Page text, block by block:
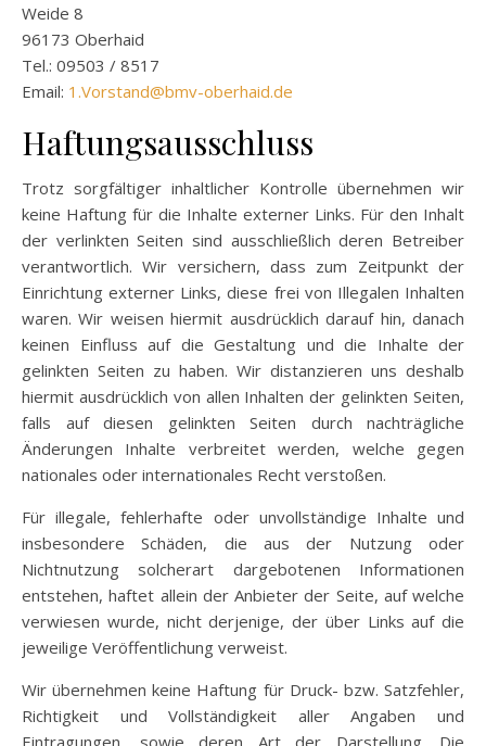
Weide 8
96173 Oberhaid
Tel.: 09503 / 8517
Email: 1.Vorstand@bmv-oberhaid.de
Haftungsausschluss
Trotz sorgfältiger inhaltlicher Kontrolle übernehmen wir
keine Haftung für die Inhalte externer Links. Für den Inhalt
der verlinkten Seiten sind ausschließlich deren Betreiber
verantwortlich. Wir versichern, dass zum Zeitpunkt der
Einrichtung externer Links, diese frei von Illegalen Inhalten
waren. Wir weisen hiermit ausdrücklich darauf hin, danach
keinen Einfluss auf die Gestaltung und die Inhalte der
gelinkten Seiten zu haben. Wir distanzieren uns deshalb
hiermit ausdrücklich von allen Inhalten der gelinkten Seiten,
falls auf diesen gelinkten Seiten durch nachträgliche
Änderungen Inhalte verbreitet werden, welche gegen
nationales oder internationales Recht verstoßen.
Für illegale, fehlerhafte oder unvollständige Inhalte und
insbesondere Schäden, die aus der Nutzung oder
Nichtnutzung solcherart dargebotenen Informationen
entstehen, haftet allein der Anbieter der Seite, auf welche
verwiesen wurde, nicht derjenige, der über Links auf die
jeweilige Veröffentlichung verweist.
Wir übernehmen keine Haftung für Druck- bzw. Satzfehler,
Richtigkeit und Vollständigkeit aller Angaben und
Eintragungen, sowie deren Art der Darstellung. Die